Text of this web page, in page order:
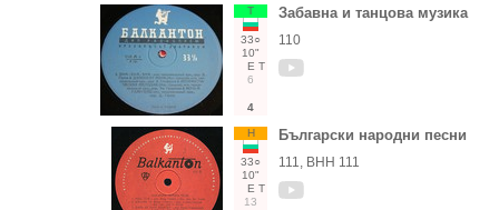
Т
33○
10"
Е Т
6
4
Забавна и танцова музика
110
Н
33○
10"
Е Т
13
Български народни песни
111, ВНН 111